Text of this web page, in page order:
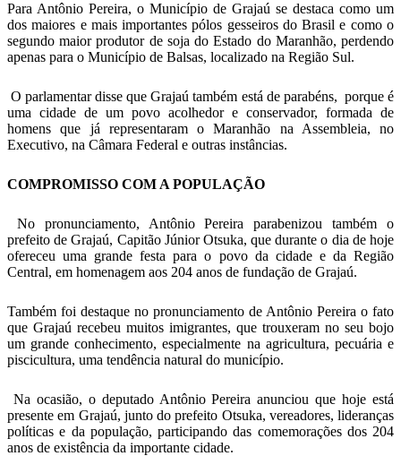
Para Antônio Pereira, o Município de Grajaú se destaca como um
dos maiores e mais importantes pólos gesseiros do Brasil e como o
segundo maior produtor de soja do Estado do Maranhão, perdendo
apenas para o Município de Balsas, localizado na Região Sul.
O parlamentar disse que Grajaú também está de parabéns, porque é
uma cidade de um povo acolhedor e conservador, formada de
homens que já representaram o Maranhão na Assembleia, no
Executivo, na Câmara Federal e outras instâncias.
COMPROMISSO COM A POPULAÇÃO
No pronunciamento, Antônio Pereira parabenizou também o
prefeito de Grajaú, Capitão Júnior Otsuka, que durante o dia de hoje
ofereceu uma grande festa para o povo da cidade e da Região
Central, em homenagem aos 204 anos de fundação de Grajaú.
Também foi destaque no pronunciamento de Antônio Pereira o fato
que Grajaú recebeu muitos imigrantes, que trouxeram no seu bojo
um grande conhecimento, especialmente na agricultura, pecuária e
piscicultura, uma tendência natural do município.
Na ocasião, o deputado Antônio Pereira anunciou que hoje está
presente em Grajaú, junto do prefeito Otsuka, vereadores, lideranças
políticas e da população, participando das comemorações dos 204
anos de existência da importante cidade.